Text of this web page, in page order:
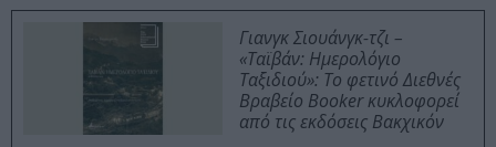
Γιανγκ Σιουάνγκ-τζι –
«Ταϊβάν: Ημερολόγιο
Ταξιδιού»: Το φετινό Διεθνές
Βραβείο Booker κυκλοφορεί
από τις εκδόσεις Βακχικόν